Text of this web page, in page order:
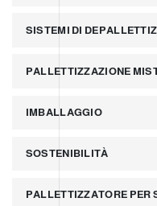
SISTEMI DI
PALLETTIZZAZIONE
IMBALLAGGIO
SOSTENIBILITÀ
PALLETTIZZATORE PER